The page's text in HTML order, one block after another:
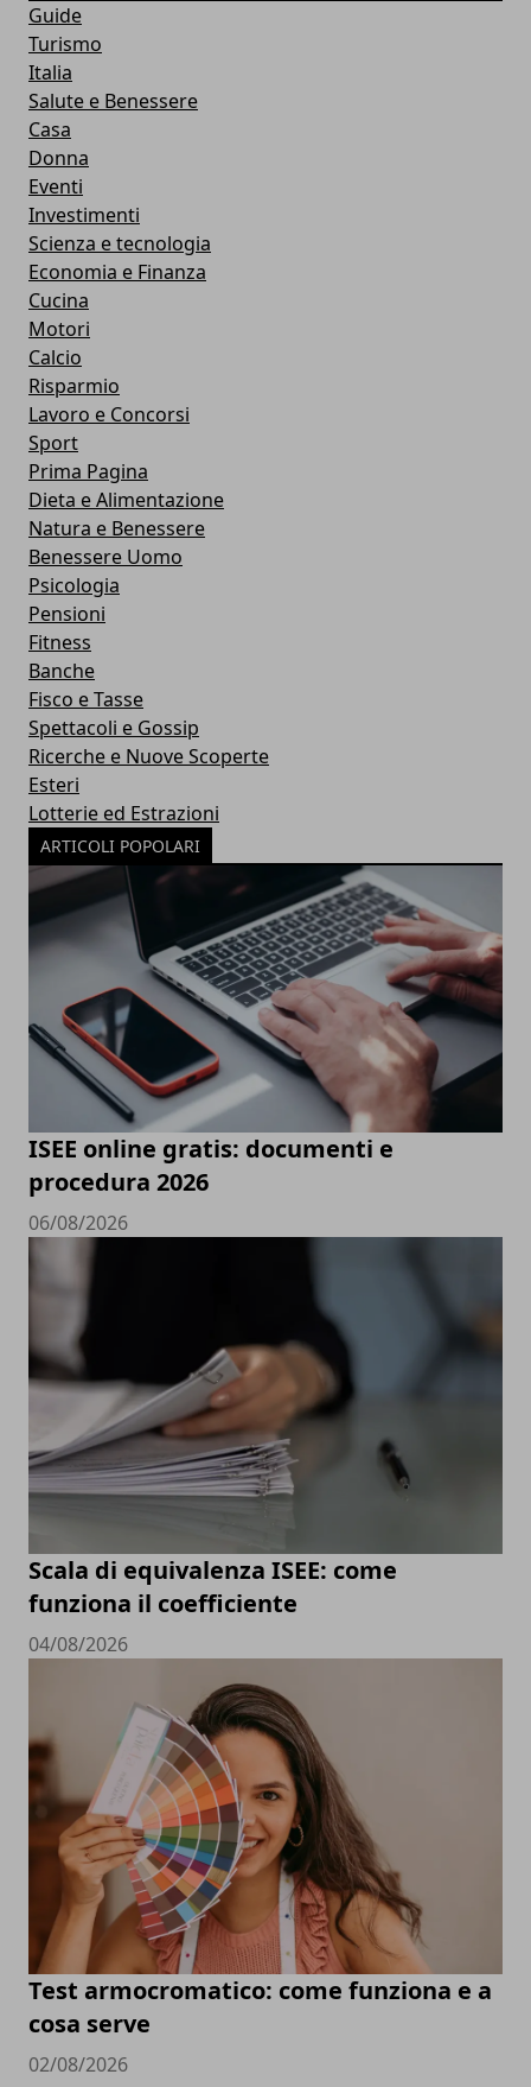
Guide
Turismo
Italia
Salute e Benessere
Casa
Donna
Eventi
Investimenti
Scienza e tecnologia
Economia e Finanza
Cucina
Motori
Calcio
Risparmio
Lavoro e Concorsi
Sport
Prima Pagina
Dieta e Alimentazione
Natura e Benessere
Benessere Uomo
Psicologia
Pensioni
Fitness
Banche
Fisco e Tasse
Spettacoli e Gossip
Ricerche e Nuove Scoperte
Esteri
Lotterie ed Estrazioni
ARTICOLI POPOLARI
ISEE online gratis: documenti e
procedura 2026
06/08/2026
Scala di equivalenza ISEE: come
funziona il coefficiente
04/08/2026
Test armocromatico: come funziona e a
cosa serve
02/08/2026